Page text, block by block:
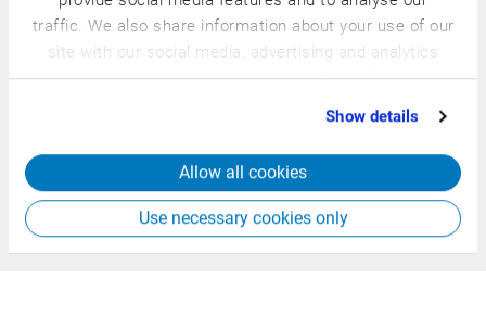
traffic. We also share information about your use of our
site with our social media, advertising and analytics
partners who may combine it with other information
that you’ve provided to them or that they’ve collected
Show details
Allow all cookies
Use necessary cookies only
CSB-System във вашата компания! От основни
обучения през надграждащи обучения до специални
обучения - нашата обширна програма за обучение е
специално разработена за Вашия бранш,
знания.